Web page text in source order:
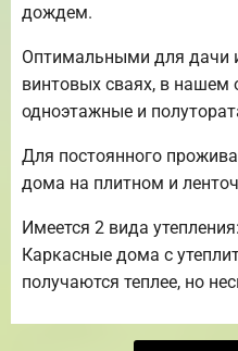
дождем.
Оптимальными для дачи
винтовых сваях, в нашем
одноэтажные и
Для постоянного
дома на плитном и
Имеется 2 вида
Каркасные дома с
получаются теплее, но